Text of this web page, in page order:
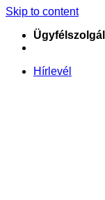
Skip to content
Hírlevél